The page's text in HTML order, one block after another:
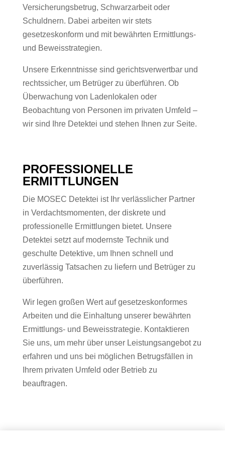
Versicherungsbetrug, Schwarzarbeit oder
Schuldnern. Dabei arbeiten wir stets
gesetzeskonform und mit bewährten Ermittlungs-
und Beweisstrategien.
Unsere Erkenntnisse sind gerichtsverwertbar und
rechtssicher, um Betrüger zu überführen. Ob
Überwachung von Ladenlokalen oder
Beobachtung von Personen im privaten Umfeld –
wir sind Ihre Detektei und stehen Ihnen zur Seite.
PROFESSIONELLE
ERMITTLUNGEN
Die MOSEC Detektei ist Ihr verlässlicher Partner
in Verdachtsmomenten, der diskrete und
professionelle Ermittlungen bietet. Unsere
Detektei setzt auf modernste Technik und
geschulte Detektive, um Ihnen schnell und
zuverlässig Tatsachen zu liefern und Betrüger zu
überführen.
Wir legen großen Wert auf gesetzeskonformes
Arbeiten und die Einhaltung unserer bewährten
Ermittlungs- und Beweisstrategie. Kontaktieren
Sie uns, um mehr über unser Leistungsangebot zu
erfahren und uns bei möglichen Betrugsfällen in
Ihrem privaten Umfeld oder Betrieb zu
beauftragen.